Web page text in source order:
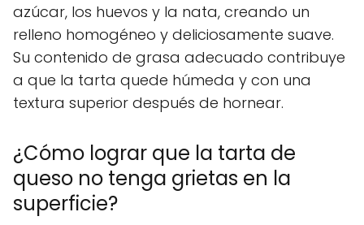
azúcar, los huevos y la nata, creando un
relleno homogéneo y deliciosamente suave.
Su contenido de grasa adecuado contribuye
a que la tarta quede húmeda y con una
textura superior después de hornear.
¿Cómo lograr que la tarta de
queso no tenga grietas en la
superficie?